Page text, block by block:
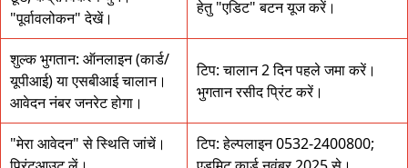
"पूर्वावलोकन" देखें।
हेतु "एडिट" बटन यूज करें।
शुल्क भुगतान: ऑनलाइन (कार्ड/
यूपीआई) या एसबीआई चालान।
आवेदन नंबर जनरेट होगा।
टिप: चालान 2 दिन पहले जमा करें।
भुगतान रसीद प्रिंट करें।
"मेरा आवेदन" से स्थिति जांचें।
टिप: हेल्पलाइन 0532-2400800;